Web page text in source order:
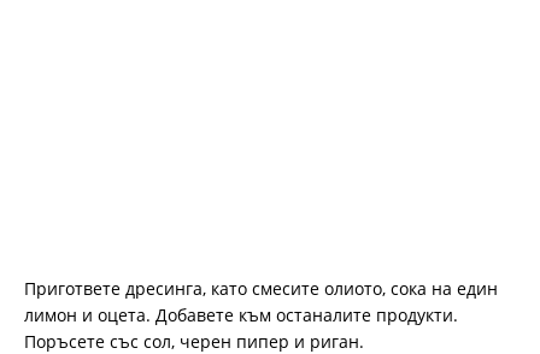
Пригответе дресинга, като смесите олиото, сока на един
лимон и оцета. Добавете към останалите продукти.
Поръсете със сол, черен пипер и риган.